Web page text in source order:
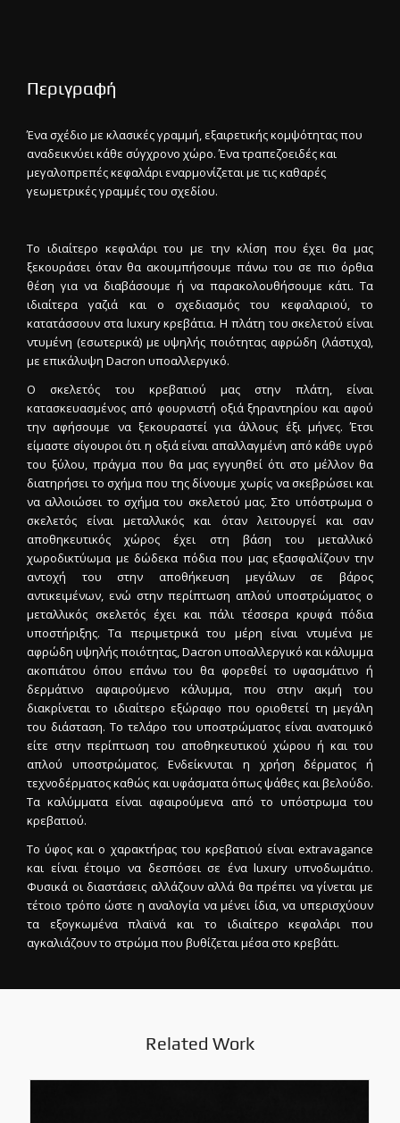
Περιγραφή
Ένα σχέδιο με κλασικές γραμμή, εξαιρετικής κομψότητας που
αναδεικνύει κάθε σύγχρονο χώρο. Ένα τραπεζοειδές και
μεγαλοπρεπές κεφαλάρι εναρμονίζεται με τις καθαρές
γεωμετρικές γραμμές του σχεδίου.
Το ιδιαίτερο κεφαλάρι του με την κλίση που έχει θα μας
ξεκουράσει όταν θα ακουμπήσουμε πάνω του σε πιο όρθια
θέση για να διαβάσουμε ή να παρακολουθήσουμε κάτι. Τα
ιδιαίτερα γαζιά και ο σχεδιασμός του κεφαλαριού, το
κατατάσσουν στα luxury κρεβάτια. Η πλάτη του σκελετού είναι
ντυμένη (εσωτερικά) με υψηλής ποιότητας αφρώδη (λάστιχα),
με επικάλυψη Dacron υποαλλεργικό.
Ο σκελετός του κρεβατιού μας στην πλάτη, είναι
κατασκευασμένος από φουρνιστή οξιά ξηραντηρίου και αφού
την αφήσουμε να ξεκουραστεί για άλλους έξι μήνες. Έτσι
είμαστε σίγουροι ότι η οξιά είναι απαλλαγμένη από κάθε υγρό
του ξύλου, πράγμα που θα μας εγγυηθεί ότι στο μέλλον θα
διατηρήσει το σχήμα που της δίνουμε χωρίς να σκεβρώσει και
να αλλοιώσει το σχήμα του σκελετού μας. Στο υπόστρωμα ο
σκελετός είναι μεταλλικός και όταν λειτουργεί και σαν
αποθηκευτικός χώρος έχει στη βάση του μεταλλικό
χωροδικτύωμα με δώδεκα πόδια που μας εξασφαλίζουν την
αντοχή του στην αποθήκευση μεγάλων σε βάρος
αντικειμένων, ενώ στην περίπτωση απλού υποστρώματος ο
μεταλλικός σκελετός έχει και πάλι τέσσερα κρυφά πόδια
υποστήριξης. Τα περιμετρικά του μέρη είναι ντυμένα με
αφρώδη υψηλής ποιότητας, Dacron υποαλλεργικό και κάλυμμα
ακοπιάτου όπου επάνω του θα φορεθεί το υφασμάτινο ή
δερμάτινο αφαιρούμενο κάλυμμα, που στην ακμή του
διακρίνεται το ιδιαίτερο εξώραφο που οριοθετεί τη μεγάλη
του διάσταση. Το τελάρο του υποστρώματος είναι ανατομικό
είτε στην περίπτωση του αποθηκευτικού χώρου ή και του
απλού υποστρώματος. Ενδείκνυται η χρήση δέρματος ή
τεχνοδέρματος καθώς και υφάσματα όπως ψάθες και βελούδο.
Τα καλύμματα είναι αφαιρούμενα από το υπόστρωμα του
κρεβατιού.
Το ύφος και ο χαρακτήρας του κρεβατιού είναι extravagance
και είναι έτοιμο να δεσπόσει σε ένα luxury υπνοδωμάτιο.
Φυσικά οι διαστάσεις αλλάζουν αλλά θα πρέπει να γίνεται με
τέτοιο τρόπο ώστε η αναλογία να μένει ίδια, να υπερισχύουν
τα εξογκωμένα πλαϊνά και το ιδιαίτερο κεφαλάρι που
αγκαλιάζουν το στρώμα που βυθίζεται μέσα στο κρεβάτι.
Related Work